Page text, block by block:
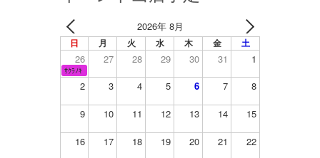
2026年 8月
日 月 火 水 木 金 土
26 27 28 29 30 31 1
ｻｸﾗﾉｷ
2 3 4 5 6 7 8
9 10 11 12 13 14 15
16 17 18 19 20 21 22